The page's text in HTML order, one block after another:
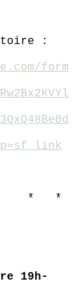
:
form
19h-